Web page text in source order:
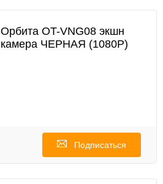
Орбита OT-VNG08 экшн
камера ЧЕРНАЯ (1080P)
Подписаться